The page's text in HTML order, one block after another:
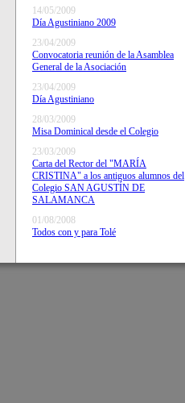
14/05/2009
Día Agustiniano 2009
23/04/2009
Convocatoria reunión de la Asamblea
General de la Asociación
23/04/2009
Día Agustiniano
28/03/2009
Misa Dominical desde el Colegio
23/03/2009
Carta del Rector del "MARÍA
CRISTINA" a los antiguos alumnos del
Colegio SAN AGUSTÍN DE
SALAMANCA
01/08/2008
Todos con y para Tolé